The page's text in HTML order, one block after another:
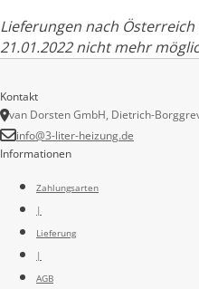
Lieferungen nach
21.01.2022 nicht mehr
Informationen
Zahlungsarten
|
Lieferung
|
AGB
Kontakt
van Dorsten GmbH, Dietrich-
info@3-liter-heizung.de